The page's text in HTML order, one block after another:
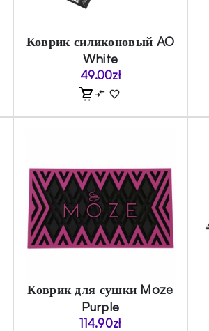
Коврик силиконовый AO
White
49.00zł
Коврик для сушки Moze
Purple
114.90zł